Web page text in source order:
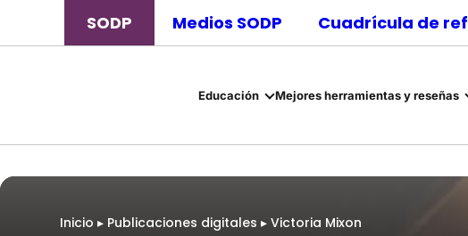
SODP Medios SODP Cuadrícula de
Educación Mejores herramientas y reseñas
Inicio ▸ Publicaciones digitales ▸ Victoria Mixon